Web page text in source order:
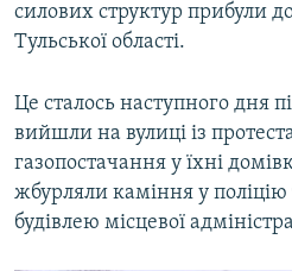
силових структур прибули
Тульської області.
Це сталось наступного дня
вийшли на вулиці із
газопостачання у їхні
жбурляли каміння у
будівлею місцевої